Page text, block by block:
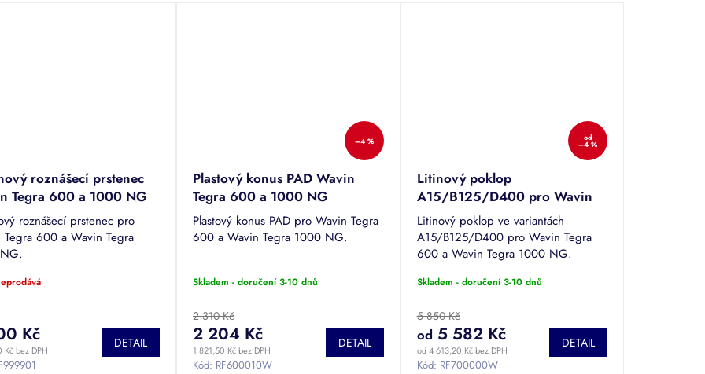
roznášecí prstenec
Tegra 600 a 1000 NG
roznášecí prstenec pro
Tegra 600 a Wavin Tegra
Kč bez DPH
Kč DETAIL
–4 %
Plastový konus PAD Wavin
Tegra 600 a 1000 NG
Plastový konus PAD pro Wavin Tegra
600 a Wavin Tegra 1000 NG.
Skladem - doručení 3-10 dnů
2 310 Kč
1 821,50 Kč bez DPH
2 204 Kč DETAIL
Kód: RF600010W
od
–4 %
Litinový poklop
A15/B125/D400 pro Wavin
Tegra 600 a 1000 NG
Litinový poklop ve variantách
A15/B125/D400 pro Wavin Tegra
600 a Wavin Tegra 1000 NG.
Skladem - doručení 3-10 dnů
5 850 Kč
od 4 613,20 Kč bez DPH
od 5 582 Kč DETAIL
Kód: RF700000W